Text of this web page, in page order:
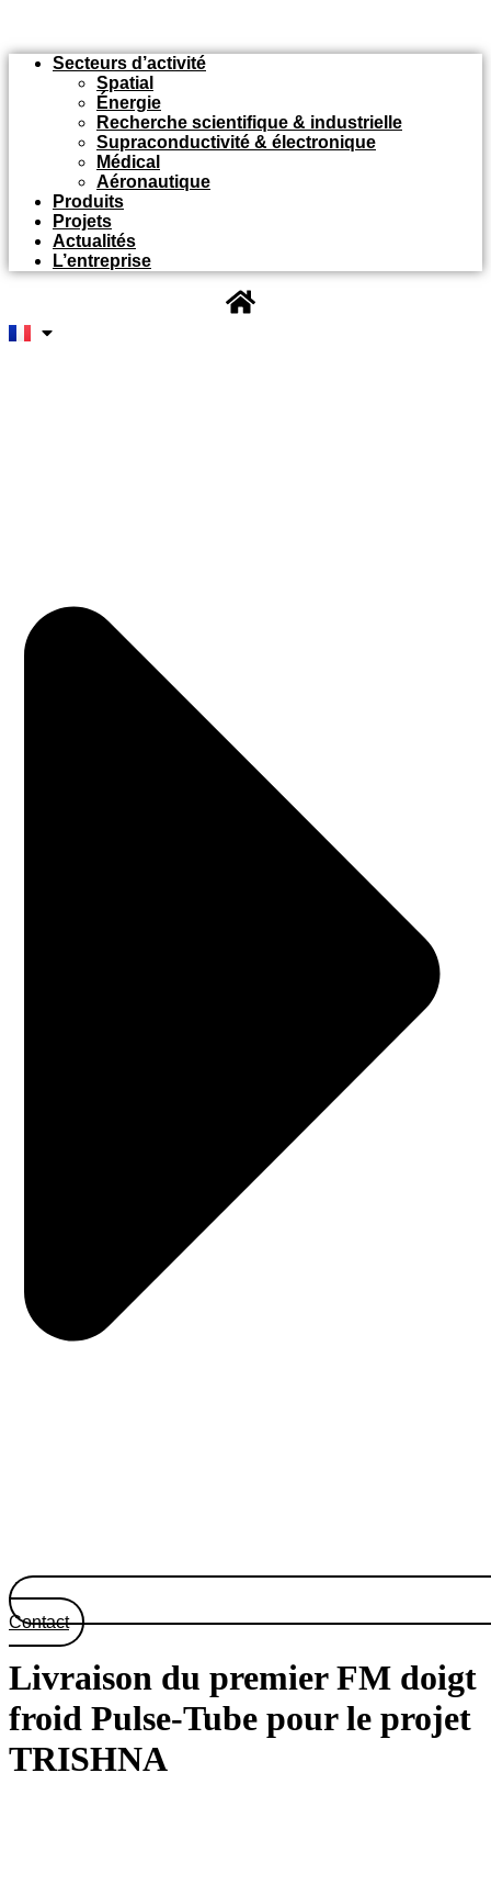
Secteurs d’activité
Spatial
Énergie
Recherche scientifique & industrielle
Supraconductivité & électronique
Médical
Aéronautique
Produits
Projets
Actualités
L’entreprise
Contact
Livraison du premier FM doigt
froid Pulse-Tube pour le projet
TRISHNA